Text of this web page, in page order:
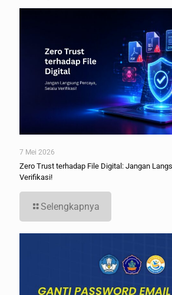
7 Mei 2026
Zero Trust terhadap File Digital: Jangan
Verifikasi!
Selengkapnya